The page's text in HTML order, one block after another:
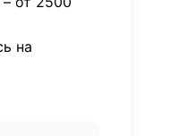
на